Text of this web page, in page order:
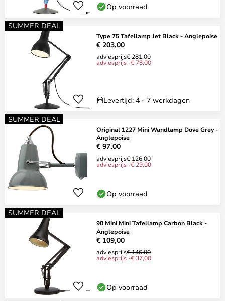
Op voorraad
SUMMER DEAL
Type 75 Tafellamp Jet Black - Anglepoise
€ 203,00
adviesprijs€ 281,00
adviesprijs -€ 78,00
Levertijd: 4 - 7 werkdagen
SUMMER DEAL
Original 1227 Mini Wandlamp Dove Grey -
Anglepoise
€ 97,00
adviesprijs€ 126,00
adviesprijs -€ 29,00
Op voorraad
SUMMER DEAL
90 Mini Mini Tafellamp Carbon Black -
Anglepoise
€ 109,00
adviesprijs€ 146,00
adviesprijs -€ 37,00
Op voorraad